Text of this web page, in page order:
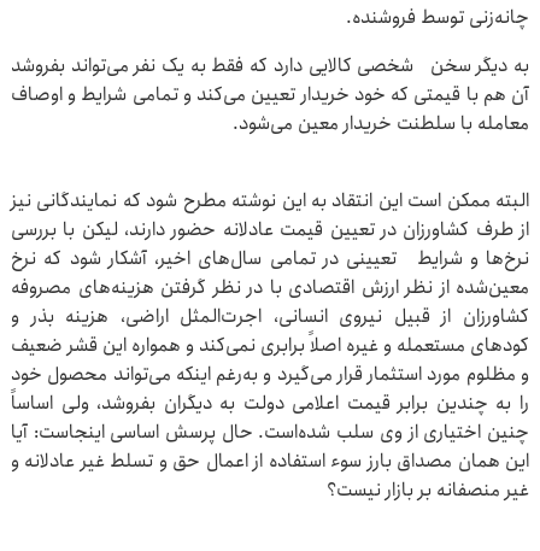
چانه‌زنی توسط فروشنده.
به دیگر سخن شخصی کالایی دارد که فقط به یک نفر می‌تواند بفروشد
آن هم با قیمتی که خود خریدار تعیین می‌کند و تمامی شرایط و اوصاف
معامله با سلطنت خریدار معین می‌شود.
البته ممکن است این انتقاد به این نوشته مطرح شود که نمایندگانی نیز
از طرف کشاورزان در تعیین قیمت عادلانه حضور دارند، لیکن با بررسی
نرخ‌ها و شرایط تعیینی در تمامی سال‌های اخیر، آشکار شود که نرخ
معین‌شده از نظر ارزش اقتصادی با در نظر گرفتن هزینه‌های مصروفه
کشاورزان از قبیل نیروی انسانی، اجرت‌المثل اراضی، هزینه بذر و
کودهای مستعمله و غیره اصلاً برابری نمی‌کند و همواره این قشر ضعیف
و مظلوم مورد استثمار قرار می‌گیرد و به‌رغم اینکه می‌تواند محصول خود
را به چندین برابر قیمت اعلامی دولت به دیگران بفروشد، ولی اساساً
چنین اختیاری از وی سلب شده‌است. حال پرسش اساسی اینجاست: آیا
این همان مصداق بارز سوء استفاده از اعمال حق و تسلط غیر عادلانه و
غیر منصفانه بر بازار نیست؟